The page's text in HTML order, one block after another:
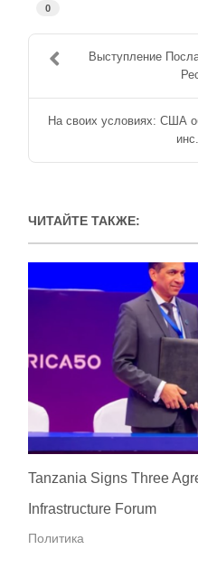
0
Выступление
На своих условиях: США
ЧИТАЙТЕ ТАКЖЕ:
Tanzania Signs Three
Infrastructure Forum
Политика